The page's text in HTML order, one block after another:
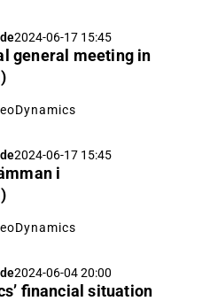
2024-06-17 15:45
general meeting in
2024-06-17 15:45
i
2024-06-04 20:00
financial situation